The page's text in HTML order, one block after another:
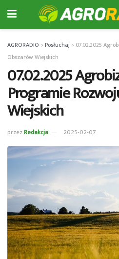
AGRORADIO >Posłuchaj > 07.02.2025
Obszarów Wiejskich
07.02.2025
Programie
Wiejskich
przezRedakcja 2025-02-07